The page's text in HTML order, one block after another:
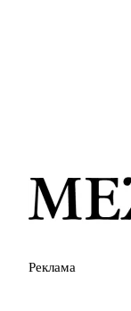
Реклама